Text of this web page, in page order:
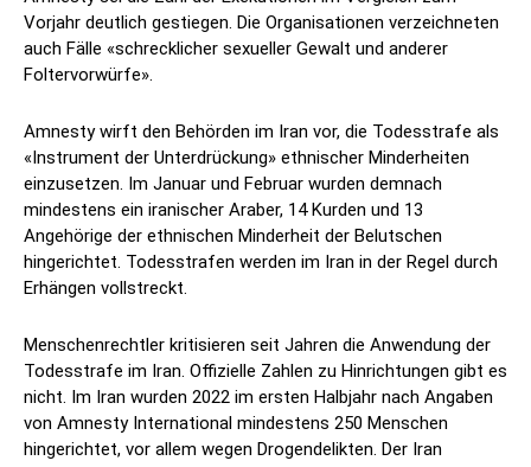
Vorjahr deutlich gestiegen. Die Organisationen verzeichneten
auch Fälle «schrecklicher sexueller Gewalt und anderer
Foltervorwürfe».
Amnesty wirft den Behörden im Iran vor, die Todesstrafe als
«Instrument der Unterdrückung» ethnischer Minderheiten
einzusetzen. Im Januar und Februar wurden demnach
mindestens ein iranischer Araber, 14 Kurden und 13
Angehörige der ethnischen Minderheit der Belutschen
hingerichtet. Todesstrafen werden im Iran in der Regel durch
Erhängen vollstreckt.
Menschenrechtler kritisieren seit Jahren die Anwendung der
Todesstrafe im Iran. Offizielle Zahlen zu Hinrichtungen gibt es
nicht. Im Iran wurden 2022 im ersten Halbjahr nach Angaben
von Amnesty International mindestens 250 Menschen
hingerichtet, vor allem wegen Drogendelikten. Der Iran